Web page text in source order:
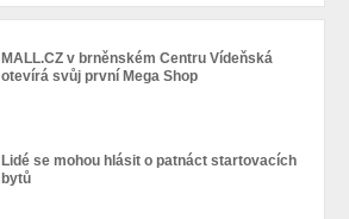
MALL.CZ v brněnském Centru Vídeňská
otevírá svůj první Mega Shop
Lidé se mohou hlásit o patnáct startovacích
bytů